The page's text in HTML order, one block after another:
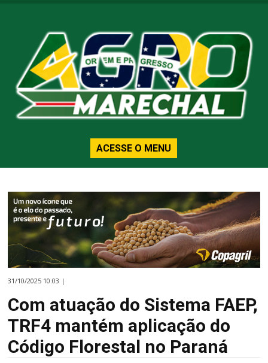
ACESSE O MENU
31/10/2025 10:03 |
Com atuação do Sistema FAEP,
TRF4 mantém aplicação do
Código Florestal no Paraná